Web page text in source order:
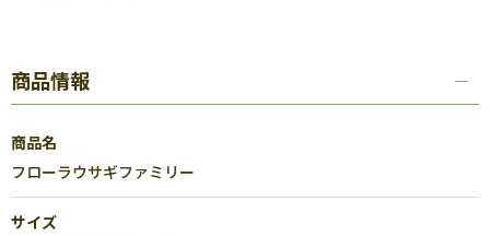
商品情報
商品名
フローラウサギファミリー
サイズ